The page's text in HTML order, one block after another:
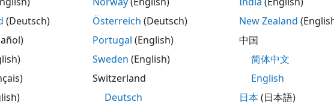
从秒表读取已用时间
MATLAB使用的 CPU 时间
测量运行函数所需的时间
(Deutsch)
Österreich (Deutsch)
Portugal (English)
Sweden (English)
Switzerland
Deutsch
New Zealand
中国
简体中文
English
日本(日本語)